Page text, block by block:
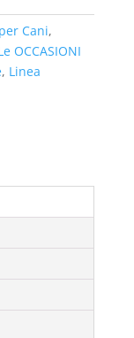
Cani,
OCCASIONI
, Linea